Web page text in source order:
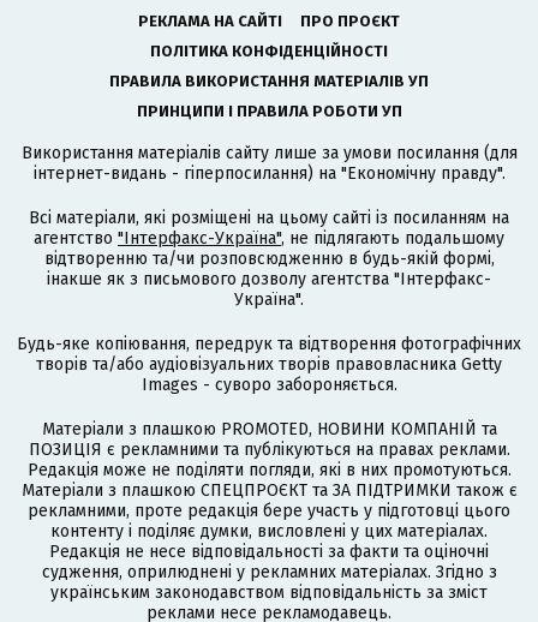
РЕКЛАМА НА САЙТІ
ПРО ПРОЄКТ
ПОЛІТИКА КОНФІДЕНЦІЙНОСТІ
ПРАВИЛА ВИКОРИСТАННЯ МАТЕРІАЛІВ УП
ПРИНЦИПИ І ПРАВИЛА РОБОТИ УП
Використання матеріалів сайту лише за умови посилання (для
інтернет-видань - гіперпосилання) на "Економічну правду".
Всі матеріали, які розміщені на цьому сайті із посиланням на
агентство "Інтерфакс-Україна", не підлягають подальшому
відтворенню та/чи розповсюдженню в будь-якій формі,
інакше як з письмового дозволу агентства "Інтерфакс-
Україна".
Будь-яке копіювання, передрук та відтворення фотографічних
творів та/або аудіовізуальних творів правовласника Getty
Images - суворо забороняється.
Матеріали з плашкою PROMOTED, НОВИНИ КОМПАНІЙ та
ПОЗИЦІЯ є рекламними та публікуються на правах реклами.
Редакція може не поділяти погляди, які в них промотуються.
Матеріали з плашкою СПЕЦПРОЄКТ та ЗА ПІДТРИМКИ також є
рекламними, проте редакція бере участь у підготовці цього
контенту і поділяє думки, висловлені у цих матеріалах.
Редакція не несе відповідальності за факти та оціночні
судження, оприлюднені у рекламних матеріалах. Згідно з
українським законодавством відповідальність за зміст
реклами несе рекламодавець.